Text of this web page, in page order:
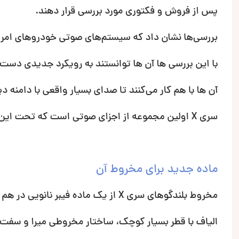
پس از فروش و فکتوری مورد بررسی قرار دهند.
بررسی‌ها نشان داد که سیستم‌های صوتی خودروهای
با این بررسی ها آن ها توانستند به رویکرد جدیدی
آن ها با هم کار می‌کنند تا صدای بسیار واقعی با دامنه
سری X اولین مجموعه از اجزای صوتی است که تحت این تفکر جدید مهندسی کرده اند مثل X-S65.
ماده جدید برای مخروط آن
مخروط بلندگوهای سری X از یک ماده فیبر نانویی در هم تنیده ساخته شده است.
الیاف با قطر بسیار کوچک، ساختار مخروطی میرا و